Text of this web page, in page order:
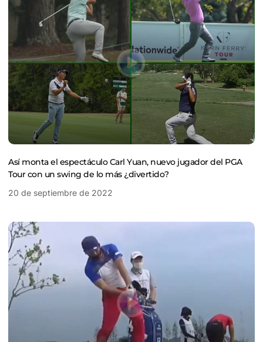
Así monta el espectáculo Carl Yuan, nuevo jugador del PGA
Tour con un swing de lo más ¿divertido?
20 de septiembre de 2022